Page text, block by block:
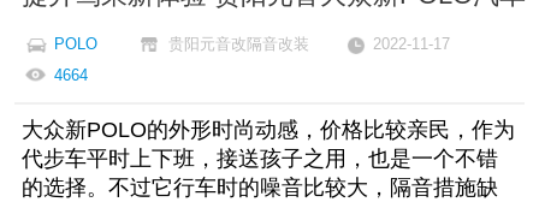
POLO 贵阳元音改隔音改装
2022-11-17
4664
大众新POLO的外形时尚动感，价格比较亲民，作为
代步车平时上下班，接送孩子之用，也是一个不错
的选择。不过它行车时的噪音比较大，隔音措施缺